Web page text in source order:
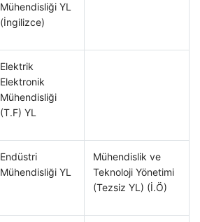
Mühendisliği YL
(İngilizce)
Elektrik
Elektronik
Mühendisliği
(T.F) YL
Endüstri
Mühendisliği YL
Mühendislik ve
Teknoloji Yönetimi
(Tezsiz YL) (İ.Ö)